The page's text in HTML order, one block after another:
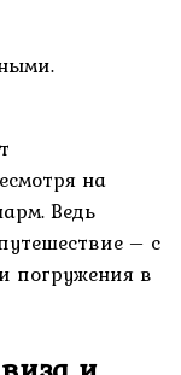
на
Ведь
– с
погружения в